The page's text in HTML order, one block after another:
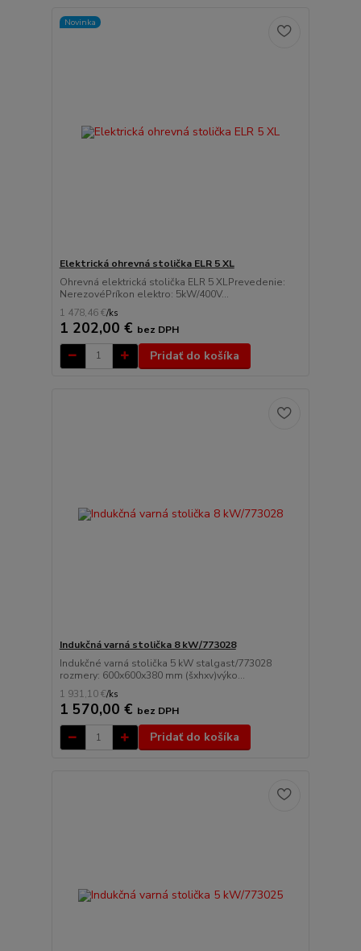
Novinka
Elektrická ohrevná stolička ELR 5 XL
Ohrevná elektrická stolička ELR 5 XLPrevedenie:
NerezovéPríkon elektro: 5kW/400V...
1 478,46 €/ks
1 202,00 € bez DPH
Pridať do košíka
Indukčná varná stolička 8 kW/773028
Indukčné varná stolička 5 kW stalgast/773028
rozmery: 600x600x380 mm (šxhxv)výko...
1 931,10 €/ks
1 570,00 € bez DPH
Pridať do košíka